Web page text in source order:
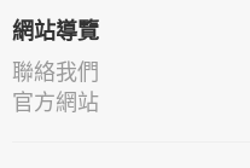
網站導覽
聯絡我們
官方網站